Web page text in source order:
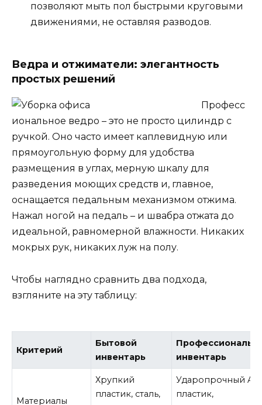
позволяют мыть пол быстрыми круговыми
движениями, не оставляя разводов.
Ведра и отжиматели: элегантность
простых решений
Професс
иональное ведро – это не просто цилиндр с
ручкой. Оно часто имеет каплевидную или
прямоугольную форму для удобства
размещения в углах, мерную шкалу для
разведения моющих средств и, главное,
оснащается педальным механизмом отжима.
Нажал ногой на педаль – и швабра отжата до
идеальной, равномерной влажности. Никаких
мокрых рук, никаких луж на полу.
Чтобы наглядно сравнить два подхода,
взгляните на эту таблицу:
Критерий
Бытовой
инвентарь
инвентарь
Материалы
Хрупкий
пластик, сталь,
Ударопрочный
пластик,